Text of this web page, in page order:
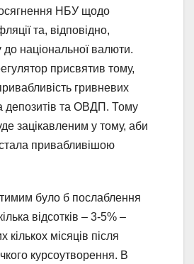
НБУ щодо
та, відповідно,
до національної валюти.
присвятив тому,
гривневих
депозитів та ОВДП. Тому
зацікавленим у тому, аби
привабливішою
було б послаблення
відсотків – 3-5% –
місяців після
курсоутворення. В